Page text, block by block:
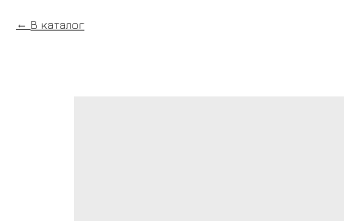
В каталог